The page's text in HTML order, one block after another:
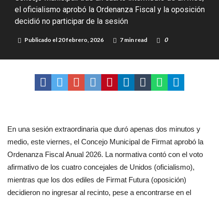
Distinguieron a Ramiro Maldonado, el campeón juvenil de malambo
de Los Quirquinchos
Villada: evalúan obras preventivas ante posibles lluvias intensas
el oficialismo aprobó la Ordenanza Fiscal y la oposición
decidió no participar de la sesión
Publicado el20 febrero, 2026 7 min read 0
En una sesión extraordinaria que duró apenas dos minutos y
medio, este viernes, el Concejo Municipal de Firmat aprobó la
Ordenanza Fiscal Anual 2026. La normativa contó con el voto
afirmativo de los cuatro concejales de Unidos (oficialismo),
mientras que los dos ediles de Firmat Futura (oposición)
decidieron no ingresar al recinto, pese a encontrarse en el